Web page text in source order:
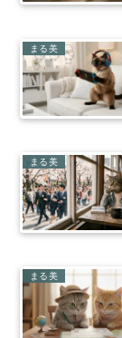
まる美
まる美
まる美